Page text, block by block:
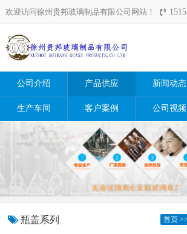
欢迎访问徐州贵邦玻璃制品有限公司网站！
公司介绍 产品供应 新闻动态
生产车间 客户案例 公司视频
瓶盖系列 首页>>